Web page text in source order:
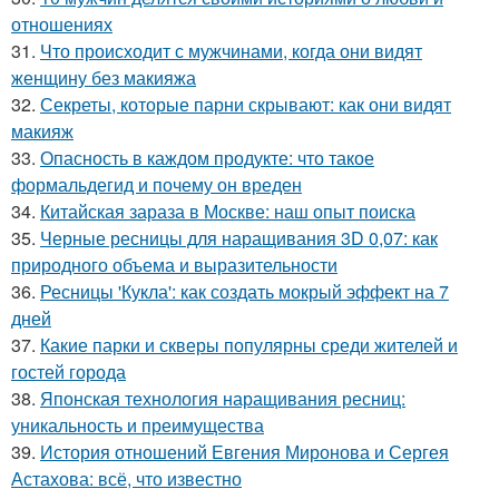
отношениях
31. Что происходит с мужчинами, когда они видят
женщину без макияжа
32. Секреты, которые парни скрывают: как они видят
макияж
33. Опасность в каждом продукте: что такое
формальдегид и почему он вреден
34. Китайская зараза в Москве: наш опыт поиска
35. Черные ресницы для наращивания 3D 0,07: как
природного объема и выразительности
36. Ресницы 'Кукла': как создать мокрый эффект на 7
дней
37. Какие парки и скверы популярны среди жителей и
гостей города
38. Японская технология наращивания ресниц:
уникальность и преимущества
39. История отношений Евгения Миронова и Сергея
Астахова: всё, что известно